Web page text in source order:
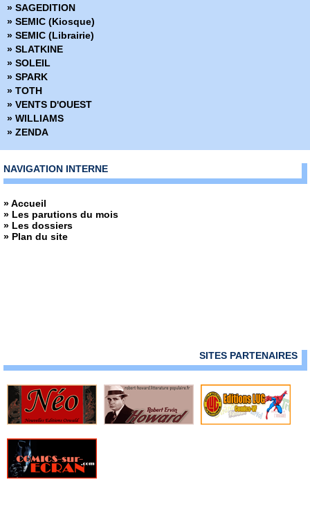
» SAGEDITION
» SEMIC (Kiosque)
» SEMIC (Librairie)
» SLATKINE
» SOLEIL
» SPARK
» TOTH
» VENTS D'OUEST
» WILLIAMS
» ZENDA
NAVIGATION INTERNE
» Accueil
» Les parutions du mois
» Les dossiers
» Plan du site
SITES PARTENAIRES